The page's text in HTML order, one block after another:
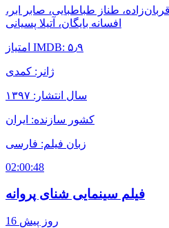
طناز طباطبایی، صابر ابر،
افسانه بایگان، آتیلا پسیانی
امتیاز IMDB: ۵٫۹
ژانر: کمدی
سال انتشار: ۱۳۹۷
کشور سازنده: ایران
زبان فیلم: فارسی
02:00:48
فیلم سینمایی شنای پروانه
16 روز پیش